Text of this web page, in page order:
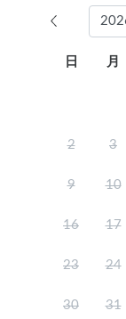
日 月
2 3
9 10
16 17
23 24
30 31